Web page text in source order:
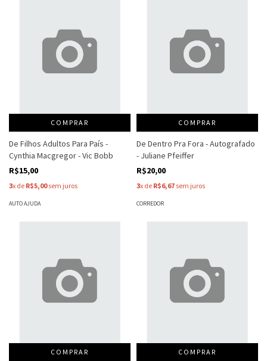
COMPRAR
De Filhos Adultos Para País -
Cynthia Macgregor - Vic Bobb
R$15,00
3x de R$5,00sem juros
AUTO AJUDA
COMPRAR
De Dentro Pra Fora - Autografado
- Juliane Pfeiffer
R$20,00
3x de R$6,67 sem juros
CORREDOR
COMPRAR COMPRAR